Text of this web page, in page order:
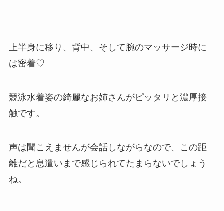
上半身に移り、背中、そして腕のマッサージ時に
は密着♡
競泳水着姿の綺麗なお姉さんがピッタリと濃厚接
触です。
声は聞こえませんが会話しながらなので、この距
離だと息遣いまで感じられてたまらないでしょう
ね。